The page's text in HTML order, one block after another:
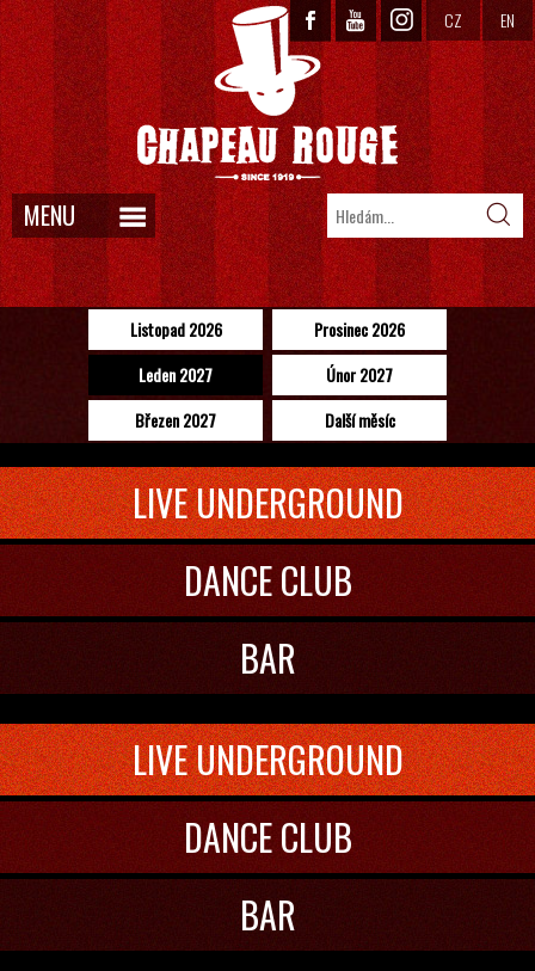
CZ EN
MENU
Listopad 2026
Prosinec 2026
Leden 2027
Únor 2027
Březen 2027
Další měsíc
LIVE UNDERGROUND
DANCE CLUB
BAR
LIVE UNDERGROUND
DANCE CLUB
BAR